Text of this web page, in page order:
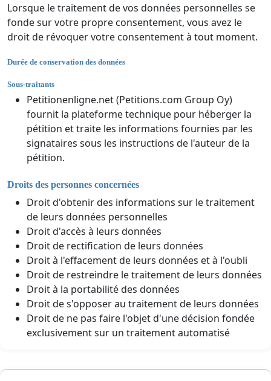
Lorsque le traitement de vos données personnelles se
fonde sur votre propre consentement, vous avez le
droit de révoquer votre consentement à tout moment.
Durée de conservation des données
Sous-traitants
Petitionenligne.net (Petitions.com Group Oy)
fournit la plateforme technique pour héberger la
pétition et traite les informations fournies par les
signataires sous les instructions de l'auteur de la
pétition.
Droits des personnes concernées
Droit d'obtenir des informations sur le traitement
de leurs données personnelles
Droit d'accès à leurs données
Droit de rectification de leurs données
Droit à l'effacement de leurs données et à l'oubli
Droit de restreindre le traitement de leurs données
Droit à la portabilité des données
Droit de s'opposer au traitement de leurs données
Droit de ne pas faire l'objet d'une décision fondée
exclusivement sur un traitement automatisé